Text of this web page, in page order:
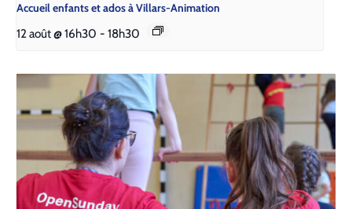
Accueil enfants et ados à Villars-Animation
12 août @ 16h30 - 18h30